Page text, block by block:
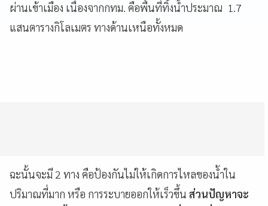
ผ่านเข้าเมือง เนื่องจากกทม. คือพื้นที่ทิ้งน้ำประมาณ 1.7
แสนตารางกิโลเมตร ทางด้านเหนือทั้งหมด
ฉะนั้นจะมี 2 ทาง คือป้องกันไม่ให้เกิดการไหลของน้ำใน
ปริมาณที่มาก หรือ การระบายออกให้เร็วขึ้น ส่วนปัญหาจะ